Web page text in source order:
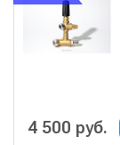
4 500 руб.